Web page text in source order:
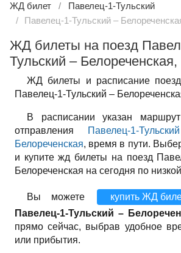
ЖД билет
Павелец-1-Тульский
Павелец-1-Тульский –
ЖД билеты на поезд
Тульский – Белореченская,
ЖД билеты и расписание
Павелец-1-Тульский –
В расписании указан
отправления Павелец-1-Тульский
Белореченская, время в пути.
и купите жд билеты на поезд
Белореченская на сегодня по
Вы можете купить ЖД
Павелец-1-Тульский –
прямо сейчас, выбрав удобное
или прибытия.